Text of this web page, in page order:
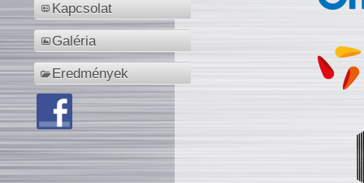
Kapcsolat
Galéria
Eredmények